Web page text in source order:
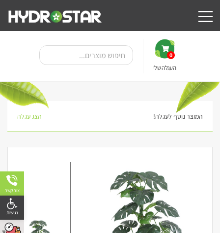
0
העגלה שלי
המוצר נוסף לעגלה! הצג עגלה
צור קשר